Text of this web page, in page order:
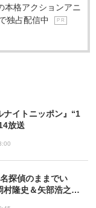
格アクションアニ
独占配信中
P R
ナイトニッポン』“1
放送
探偵のままでい
村隆史＆矢部浩之の